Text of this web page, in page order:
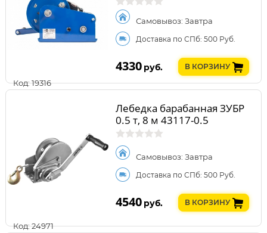
Код: 19316
Самовывоз: Завтра
Доставка по СПб: 500 Руб.
4330 руб. В КОРЗИНУ
Код: 24971
Лебедка барабанная ЗУБР
0.5 т, 8 м 43117-0.5
Самовывоз: Завтра
Доставка по СПб: 500 Руб.
4540 руб. В КОРЗИНУ